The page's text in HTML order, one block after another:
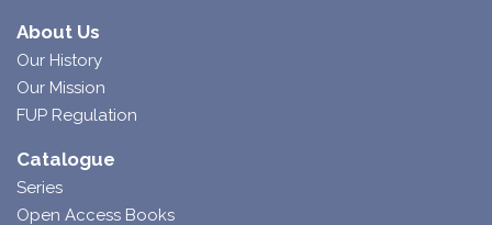
About Us
Our History
Our Mission
FUP Regulation
Catalogue
Series
Open Access Books